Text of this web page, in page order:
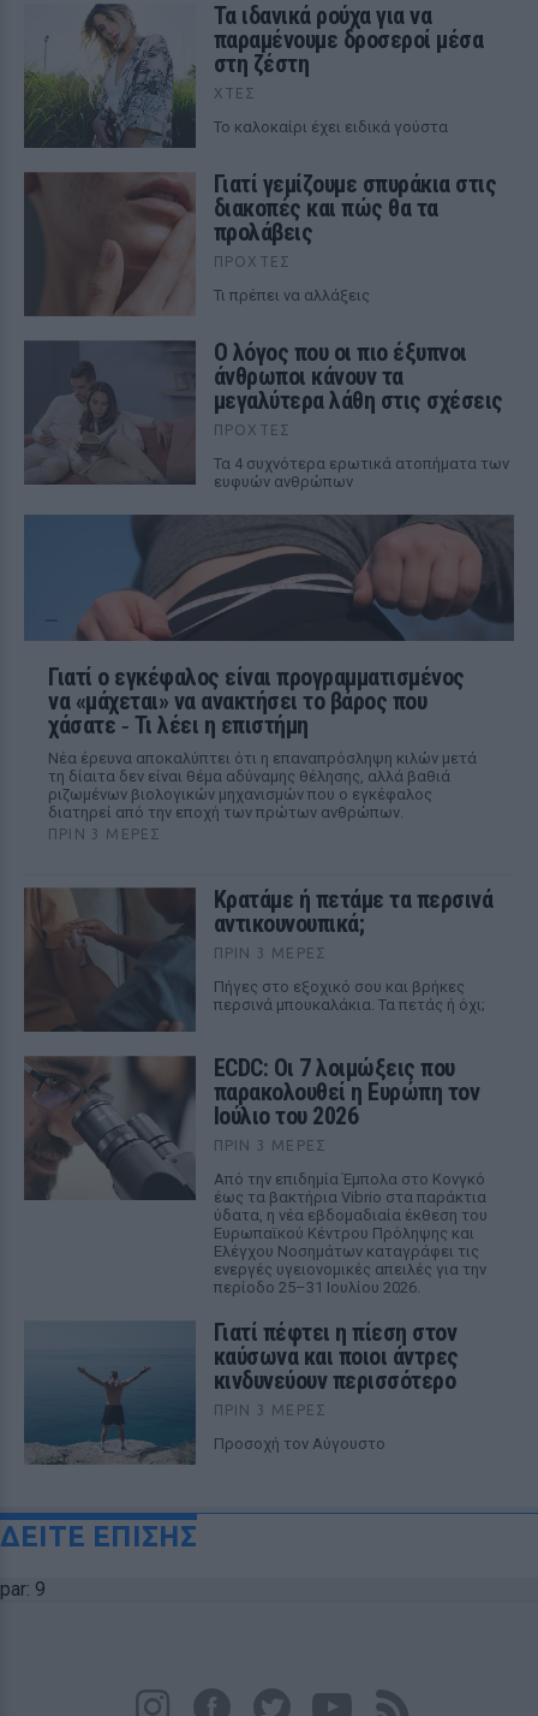
Τα ιδανικά ρούχα για να
παραμένουμε δροσεροί μέσα
στη ζέστη
ΧΤΕΣ
To καλοκαίρι έχει ειδικά γούστα
Γιατί γεμίζουμε σπυράκια στις
διακοπές και πώς θα τα
προλάβεις
ΠΡΟΧΤΈΣ
Τι πρέπει να αλλάξεις
Ο λόγος που οι πιο έξυπνοι
άνθρωποι κάνουν τα
μεγαλύτερα λάθη στις σχέσεις
ΠΡΟΧΤΈΣ
Τα 4 συχνότερα ερωτικά ατοπήματα των
ευφυών ανθρώπων
Γιατί ο εγκέφαλος είναι προγραμματισμένος
να «μάχεται» να ανακτήσει το βάρος που
χάσατε ‑ Τι λέει η επιστήμη
Νέα έρευνα αποκαλύπτει ότι η επαναπρόσληψη κιλών μετά
τη δίαιτα δεν είναι θέμα αδύναμης θέλησης, αλλά βαθιά
ριζωμένων βιολογικών μηχανισμών που ο εγκέφαλος
διατηρεί από την εποχή των πρώτων ανθρώπων.
ΠΡΙΝ 3 ΜΈΡΕΣ
Κρατάμε ή πετάμε τα περσινά
αντικουνουπικά;
ΠΡΙΝ 3 ΜΈΡΕΣ
Πήγες στο εξοχικό σου και βρήκες
περσινά μπουκαλάκια. Τα πετάς ή όχι;
ECDC: Οι 7 λοιμώξεις που
παρακολουθεί η Ευρώπη τον
Ιούλιο του 2026
ΠΡΙΝ 3 ΜΈΡΕΣ
Από την επιδημία Έμπολα στο Κονγκό
έως τα βακτήρια Vibrio στα παράκτια
ύδατα, η νέα εβδομαδιαία έκθεση του
Ευρωπαϊκού Κέντρου Πρόληψης και
Ελέγχου Νοσημάτων καταγράφει τις
ενεργές υγειονομικές απειλές για την
περίοδο 25–31 Ιουλίου 2026.
Γιατί πέφτει η πίεση στον
καύσωνα και ποιοι άντρες
κινδυνεύουν περισσότερο
ΠΡΙΝ 3 ΜΈΡΕΣ
Προσοχή τον Αύγουστο
ΔΕΙΤΕ ΕΠΙΣΗΣ
par: 9